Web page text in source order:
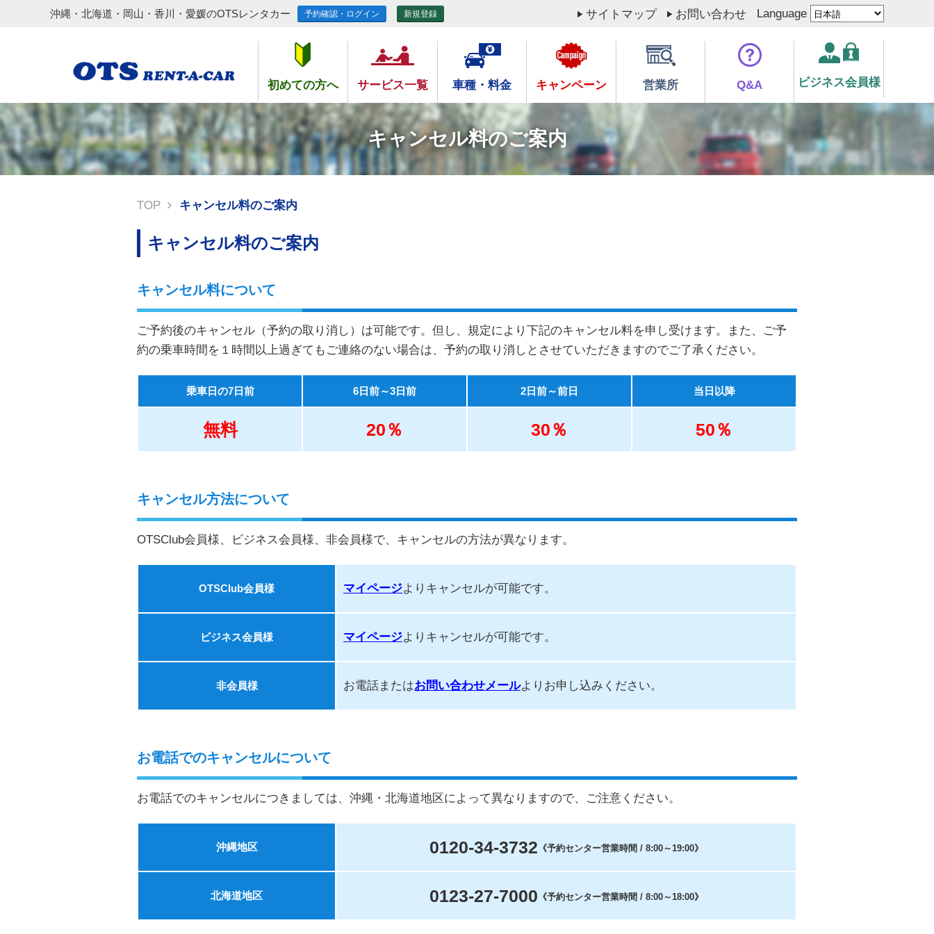
沖縄・北海道・岡山・香川・愛媛のOTSレンタカー 予約確認・ログイン 新規登録 サイトマップ お問い合わせ Language
初めての方へ サービス一覧 車種・料金 キャンペーン 営業所 Q&A ビジネス会員様
キャンセル料のご案内
TOP キャンセル料のご案内
キャンセル料のご案内
キャンセル料について
ご予約後のキャンセル（予約の取り消し）は可能です。但し、規定により下記のキャンセル料を申し受けます。また、ご予
約の乗車時間を１時間以上過ぎてもご連絡のない場合は、予約の取り消しとさせていただきますのでご了承ください。
乗車日の7日前 6日前～3日前 2日前～前日 当日以降
無料 20％ 30％ 50％
キャンセル方法について
OTSClub会員様、ビジネス会員様、非会員様で、キャンセルの方法が異なります。
OTSClub会員様 マイページよりキャンセルが可能です。
ビジネス会員様 マイページよりキャンセルが可能です。
非会員様 お電話またはお問い合わせメールよりお申し込みください。
お電話でのキャンセルについて
お電話でのキャンセルにつきましては、沖縄・北海道地区によって異なりますので、ご注意ください。
沖縄地区 0120-34-3732 《予約センター営業時間 / 8:00～19:00》
北海道地区 0123-27-7000 《予約センター営業時間 / 8:00～18:00》